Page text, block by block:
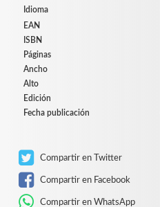
Idioma
EAN
ISBN
Páginas
Ancho
Alto
Edición
Fecha publicación
Compartir en Twitter
Compartir en Facebook
Compartir en WhatsApp